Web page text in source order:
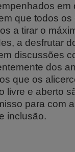
em
que todos
a tirar o
a desfrutar
discussões
dos
que os
livre e aberto
para com
inclusão.